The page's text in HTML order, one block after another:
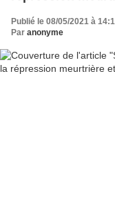
Publié le 08/05/2021 à
Par anonyme